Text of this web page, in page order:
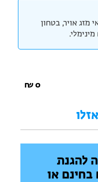
מזג אויר, בטחון
0
₪
להגנת
בחינם או